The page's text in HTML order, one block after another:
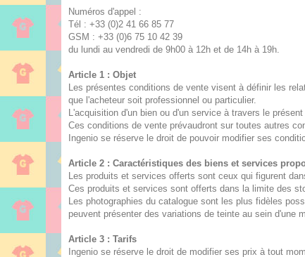
Numéros d'appel :
Tél : +33 (0)2 41 66 85 77
GSM : +33 (0)6 75 10 42 39
du lundi au vendredi de 9h00 à 12h et de 14h à 19h.
Article 1 : Objet
Les présentes conditions de vente visent à définir les
que l'acheteur soit professionnel ou particulier.
L'acquisition d'un bien ou d'un service à travers le
Ces conditions de vente prévaudront sur toutes autres
Ingenio se réserve le droit de pouvoir modifier ses
Article 2 : Caractéristiques des biens et services
Les produits et services offerts sont ceux qui figurent
Ces produits et services sont offerts dans la limite des
Les photographies du catalogue sont les plus fidèles
peuvent présenter des variations de teinte au sein d'une
Article 3 : Tarifs
Ingenio se réserve le droit de modifier ses prix à tout